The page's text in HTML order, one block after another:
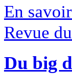
En
Revue
Du big